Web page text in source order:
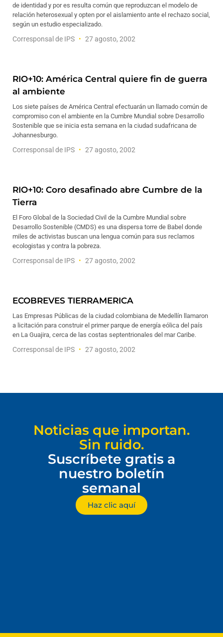
de identidad y por es resulta común que reproduzcan el modelo de
relación heterosexual y opten por el aislamiento ante el rechazo social,
según un estudio especializado.
Corresponsal de IPS 27 agosto, 2002
RIO+10: América Central quiere fin de guerra
al ambiente
Los siete países de América Central efectuarán un llamado común de
compromiso con el ambiente en la Cumbre Mundial sobre Desarrollo
Sostenible que se inicia esta semana en la ciudad sudafricana de
Johannesburgo.
Corresponsal de IPS 27 agosto, 2002
RIO+10: Coro desafinado abre Cumbre de la
Tierra
El Foro Global de la Sociedad Civil de la Cumbre Mundial sobre
Desarrollo Sostenible (CMDS) es una dispersa torre de Babel donde
miles de activistas buscan una lengua común para sus reclamos
ecologistas y contra la pobreza.
Corresponsal de IPS 27 agosto, 2002
ECOBREVES TIERRAMERICA
Las Empresas Públicas de la ciudad colombiana de Medellín llamaron
a licitación para construir el primer parque de energía eólica del país
en La Guajira, cerca de las costas septentrionales del mar Caribe.
Corresponsal de IPS 27 agosto, 2002
Noticias que importan.
Sin ruido.
Suscríbete gratis a
nuestro boletín
semanal
Haz clic aquí